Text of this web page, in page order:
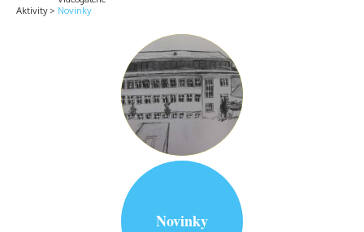
Aktivity
Novinky
Novinky